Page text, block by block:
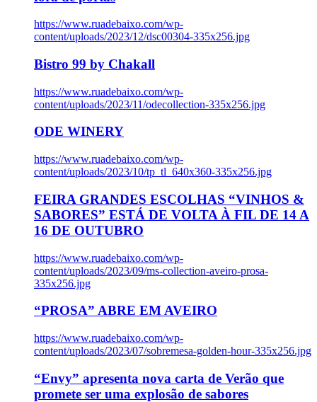
https://www.ruadebaixo.com/wp-
content/uploads/2023/12/dsc00304-335x256.jpg
Bistro 99 by Chakall
https://www.ruadebaixo.com/wp-
content/uploads/2023/11/odecollection-335x256.jpg
ODE WINERY
https://www.ruadebaixo.com/wp-
content/uploads/2023/10/tp_tl_640x360-335x256.jpg
FEIRA GRANDES ESCOLHAS “VINHOS &
SABORES” ESTÁ DE VOLTA À FIL DE 14 A
16 DE OUTUBRO
https://www.ruadebaixo.com/wp-
content/uploads/2023/09/ms-collection-aveiro-prosa-
335x256.jpg
“PROSA” ABRE EM AVEIRO
https://www.ruadebaixo.com/wp-
content/uploads/2023/07/sobremesa-golden-hour-335x256.jpg
“Envy” apresenta nova carta de Verão que
promete ser uma explosão de sabores